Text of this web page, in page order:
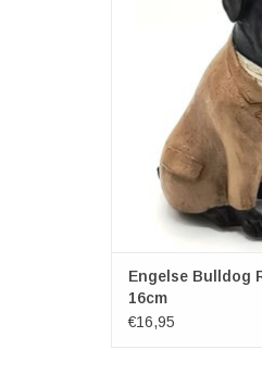
hondachtige
een colbertje en
stoere een toch
dit beeldje net wat
TOEVOEGEN
Engelse Bulldog
16cm
€16,95